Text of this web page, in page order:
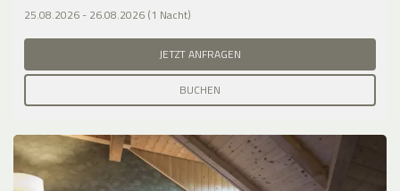
25.08.2026 - 26.08.2026 (1 Nacht)
JETZT ANFRAGEN
BUCHEN